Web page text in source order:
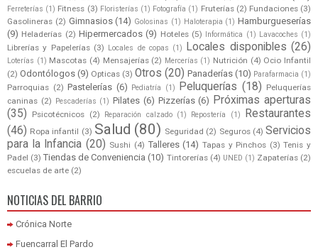
Ferreterías (1) Fitness (3) Floristerías (1) Fotografía (1) Fruterías (2) Fundaciones (3)
Gasolineras (2) Gimnasios (14) Golosinas (1) Haloterapia (1) Hamburgueserías
(9) Heladerías (2) Hipermercados (9) Hoteles (5) Informática (1) Lavacoches (1)
Librerías y Papelerías (3) Locales de copas (1) Locales disponibles (26)
Loterías (1) Mascotas (4) Mensajerías (2) Mercerías (1) Nutrición (4) Ocio Infantil
(2) Odontólogos (9) Opticas (3) Otros (20) Panaderías (10) Parafarmacia (1)
Parroquias (2) Pastelerías (6) Pediatría (1) Peluquerías (18) Peluquerías
caninas (2) Pescaderías (1) Pilates (6) Pizzerías (6) Próximas aperturas
(35)
Psicotécnicos (2) Reparación calzado (1) Repostería (1)
Restaurantes
(46) Ropa infantil (3) Salud (80) Seguridad (2) Seguros (4) Servicios
para la Infancia (20) Sushi (4) Talleres (14) Tapas y Pinchos (3) Tenis y
Padel (3) Tiendas de Conveniencia (10) Tintorerías (4) UNED (1) Zapaterías (2)
escuelas de arte (2)
NOTICIAS DEL BARRIO
Crónica Norte
Fuencarral El Pardo